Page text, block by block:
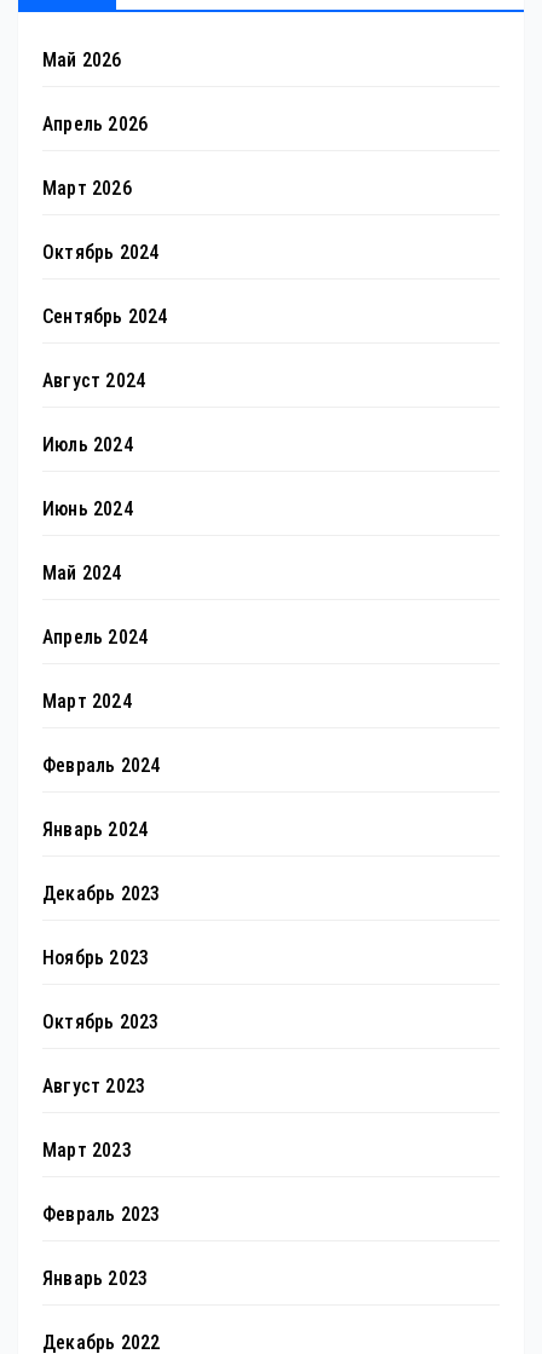
Май 2026
Апрель 2026
Март 2026
Октябрь 2024
Сентябрь 2024
Август 2024
Июль 2024
Июнь 2024
Май 2024
Апрель 2024
Март 2024
Февраль 2024
Январь 2024
Декабрь 2023
Ноябрь 2023
Октябрь 2023
Август 2023
Март 2023
Февраль 2023
Январь 2023
Декабрь 2022